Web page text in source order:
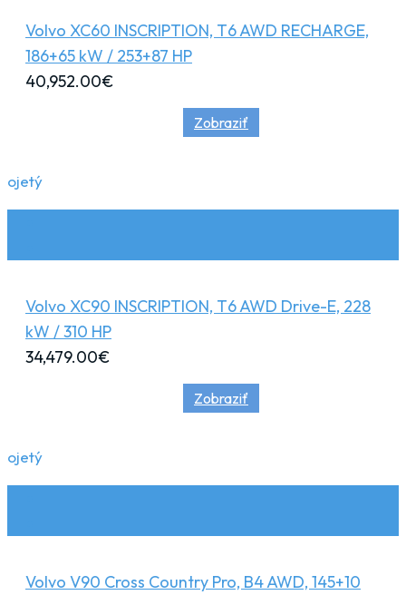
Volvo XC60 INSCRIPTION, T6 AWD RECHARGE,
186+65 kW / 253+87 HP
40,952.00€
Zobraziť
ojetý
Volvo XC90 INSCRIPTION, T6 AWD Drive-E, 228
kW / 310 HP
34,479.00€
Zobraziť
ojetý
Volvo V90 Cross Country Pro, B4 AWD, 145+10